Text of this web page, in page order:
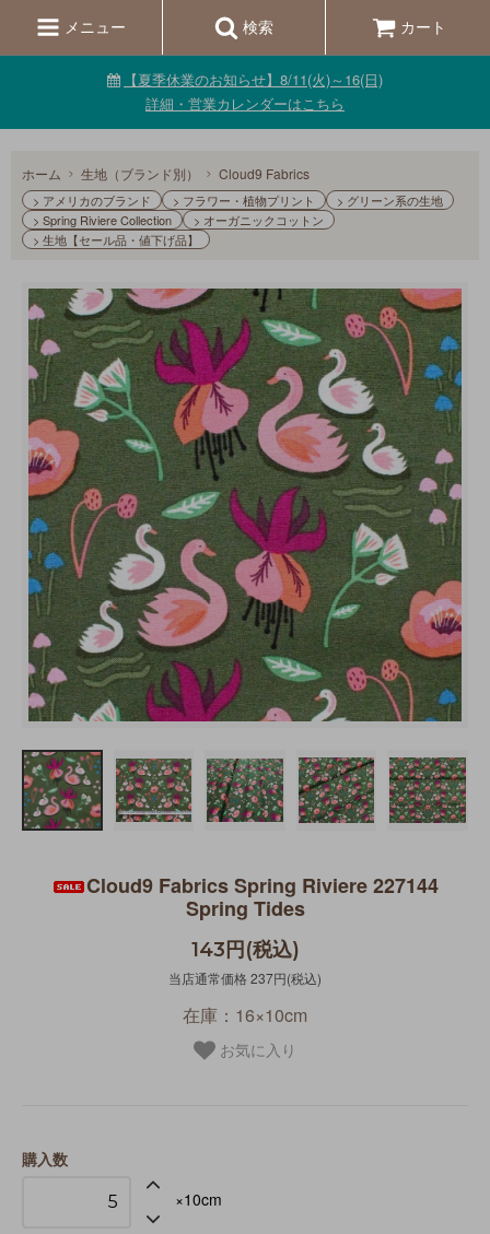
メニュー 検索 カート
【夏季休業のお知らせ】8/11(火)～16(日)
詳細・営業カレンダーはこちら
ホーム 生地（ブランド別） Cloud9 Fabrics
> アメリカのブランド > フラワー・植物プリント
> グリーン系の生地
> Spring Riviere Collection
> オーガニックコットン
> 生地【セール品・値下げ品】
Cloud9 Fabrics Spring Riviere 227144
Spring Tides
143円(税込)
当店通常価格 237円(税込)
在庫：16×10cm
お気に入り
購入数
×10cm